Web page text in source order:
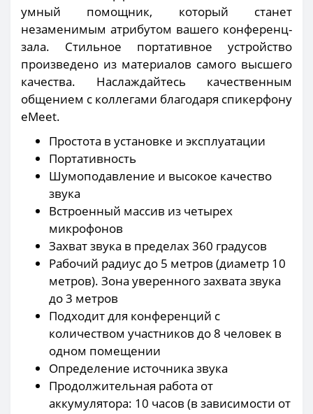
умный помощник, который станет
незаменимым атрибутом вашего конференц-
зала. Стильное портативное устройство
произведено из материалов самого высшего
качества. Наслаждайтесь качественным
общением с коллегами благодаря спикерфону
eMeet.
Простота в установке и эксплуатации
Портативность
Шумоподавление и высокое качество
звука
Встроенный массив из четырех
микрофонов
Захват звука в пределах 360 градусов
Рабочий радиус до 5 метров (диаметр 10
метров). Зона уверенного захвата звука
до 3 метров
Подходит для конференций с
количеством участников до 8 человек в
одном помещении
Определение источника звука
Продолжительная работа от
аккумулятора: 10 часов (в зависимости от